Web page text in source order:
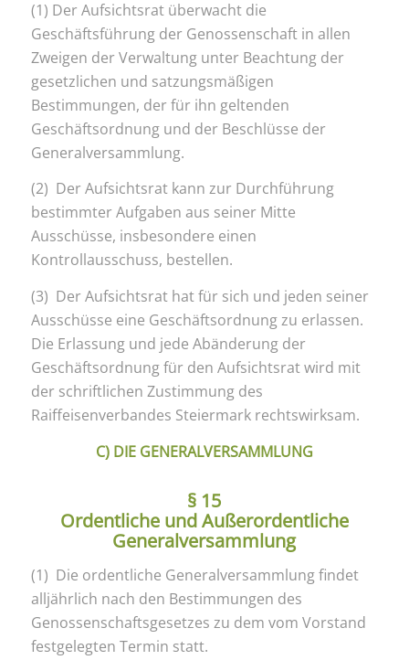
(1) Der Aufsichtsrat überwacht die
Geschäftsführung der Genossenschaft in allen
Zweigen der Verwaltung unter Beachtung der
gesetzlichen und satzungsmäßigen
Bestimmungen, der für ihn geltenden
Geschäftsordnung und der Beschlüsse der
Generalversammlung.
(2) Der Aufsichtsrat kann zur Durchführung
bestimmter Aufgaben aus seiner Mitte
Ausschüsse, insbesondere einen
Kontrollausschuss, bestellen.
(3) Der Aufsichtsrat hat für sich und jeden seiner
Ausschüsse eine Geschäftsordnung zu erlassen.
Die Erlassung und jede Abänderung der
Geschäftsordnung für den Aufsichtsrat wird mit
der schriftlichen Zustimmung des
Raiffeisenverbandes Steiermark rechtswirksam.
C) DIE GENERALVERSAMMLUNG
§ 15
Ordentliche und Außerordentliche
Generalversammlung
(1) Die ordentliche Generalversammlung findet
alljährlich nach den Bestimmungen des
Genossenschaftsgesetzes zu dem vom Vorstand
festgelegten Termin statt.